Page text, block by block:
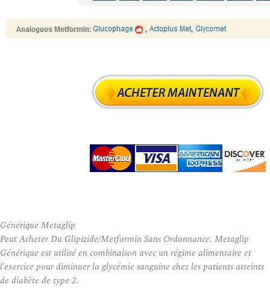
Générique Metaglip
Peut Acheter Du Glipizide/Metformin Sans Ordonnance. Metaglip
Générique est utilisé en combinaison avec un régime alimentaire et
l’exercice pour diminuer la glycémie sanguine chez les patients atteints
de diabète de type 2.